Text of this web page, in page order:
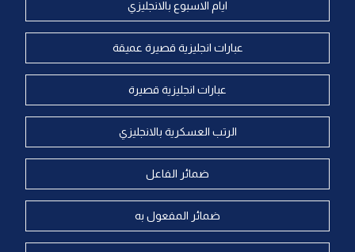
ايام الاسبوع بالانجليزي
عبارات انجليزية قصيرة عميقة
عبارات انجليزية قصيرة
الرتب العسكرية بالانجليزي
ضمائر الفاعل
ضمائر المفعول به